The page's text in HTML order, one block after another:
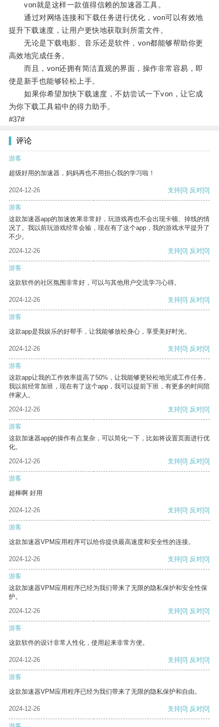
von就是这样一款值得信赖的加速器工具。
通过对网络连接和下载任务进行优化，von可以有效地
提升下载速度，让用户更快地获取到所需文件。
无论是下载电影、音乐还是软件，von都能够帮助你更
高效地完成任务。
而且，von还拥有简洁直观的界面，操作非常容易，即
使是新手也能够轻松上手。
如果你希望加快下载速度，不妨尝试一下von，让它成
为你下载工具箱中的得力助手。
#37#
评论
游客
超级好用的加速器，妈妈再也不用担心我的学习啦！
2024-12-26 支持[0] 反对[0]
游客
这款加速器app的加速效果非常好，玩游戏再也不会出现卡顿、掉线的情
况了。我以前玩游戏经常会输，现在有了这个app，我的游戏水平提升了
不少。
2024-12-26
支持[0] 反对[0]
游客
这款软件的社区氛围非常好，可以与其他用户交流学习心得。
2024-12-26 支持[0] 反对[0]
游客
这款app是我娱乐的好帮手，让我能够放松身心，享受美好时光。
2024-12-26 支持[0] 反对[0]
游客
这款app让我的工作效率提高了50%，让我能够更轻松地完成工作任务。
我以前经常加班，现在有了这个app，我可以提前下班，有更多的时间陪
伴家人。
2024-12-26
支持[0] 反对[0]
游客
这款加速器app的操作有点复杂，可以简化一下，比如将设置页面进行优
化。
2024-12-26
支持[0] 反对[0]
游客
超棒啊 好用
2024-12-26 支持[0] 反对[0]
游客
这款加速器VPM应用程序可以给你提供最高速度和安全性的连接。
2024-12-26 支持[0] 反对[0]
游客
这款加速器VPM应用程序已经为我们带来了无限的隐私保护和安全性保
护。
2024-12-26
支持[0] 反对[0]
游客
这款软件的设计非常人性化，使用起来非常方便。
2024-12-26 支持[0] 反对[0]
游客
这款加速器VPM应用程序已经为我们带来了无限的隐私保护和自由。
2024-12-26 支持[0] 反对[0]